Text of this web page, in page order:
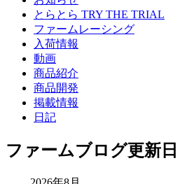
とらとら TRY THE TRIAL
ファームレーシング
入荷情報
動画
商品紹介
商品開発
掲載情報
日記
ファームブログ更新日